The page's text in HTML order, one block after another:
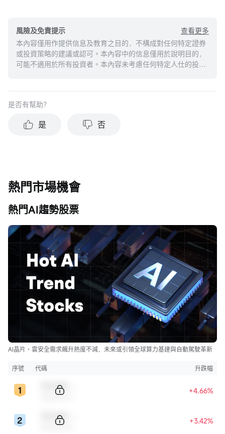
風險及免責提示
查看更多
本內容僅用作提供信息及教育之目的，不構成對任何特定證券
或投資策略的建議或認可。本內容中的信息僅用於說明目的，
可能不適用於所有投資者。本內容未考慮任何特定人仕的投資
結果。投資涉及風險和損失本金的可能性。moomoo對上述內
任何陳述或保證。
是否有幫助？
是 否
熱門市場機會
熱門AI趨勢股票
AI晶片、雲安全需求飆升熱度不減，未來或引領全球算力基建與自動駕駛革新
序號 代碼 升跌幅
+4.66%
+3.42%